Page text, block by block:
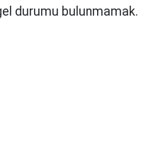
durumu bulunmamak.